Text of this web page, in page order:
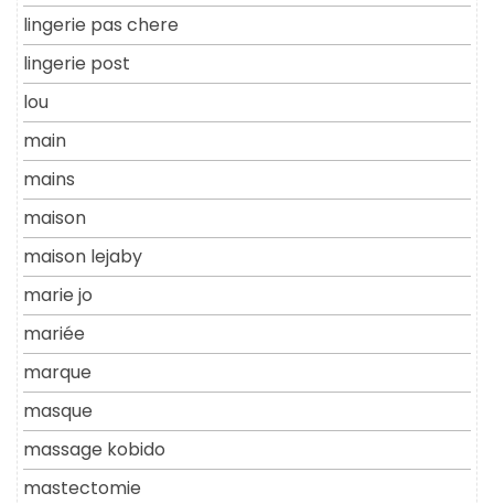
lingerie pas chere
lingerie post
lou
main
mains
maison
maison lejaby
marie jo
mariée
marque
masque
massage kobido
mastectomie